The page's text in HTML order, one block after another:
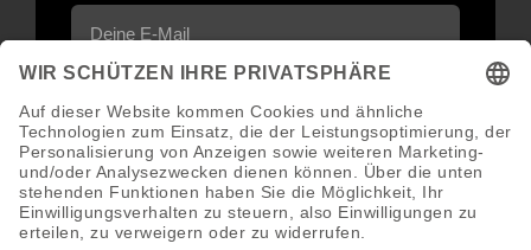
erhalten
Abonnieren
Abmeldung jederzeit möglich.